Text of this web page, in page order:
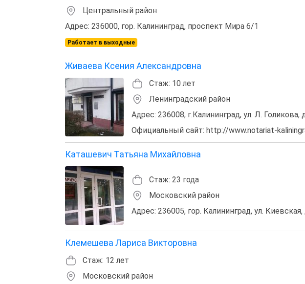
Центральный район
Адрес: 236000, гор. Калининград, проспект Мира 6/1
Работает в выходные
Живаева Ксения Александровна
Стаж: 10 лет
Ленинградский район
Адрес: 236008, г.Калининград, ул. Л. Голикова,
Официальный сайт: http://www.notariat-
Каташевич Татьяна Михайловна
Стаж: 23 года
Московский район
Адрес: 236005, гор. Калининград, ул. Киевская,
Клемешева Лариса Викторовна
Стаж: 12 лет
Московский район